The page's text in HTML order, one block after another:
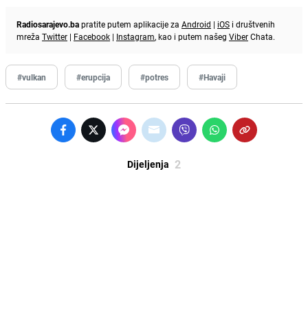
Radiosarajevo.bapratite putem aplikacije za Android | iOS i društvenih
mreža Twitter | Facebook | Instagram, kao i putem našeg ViberChata.
#vulkan #erupcija #potres #Havaji
Dijeljenja 2